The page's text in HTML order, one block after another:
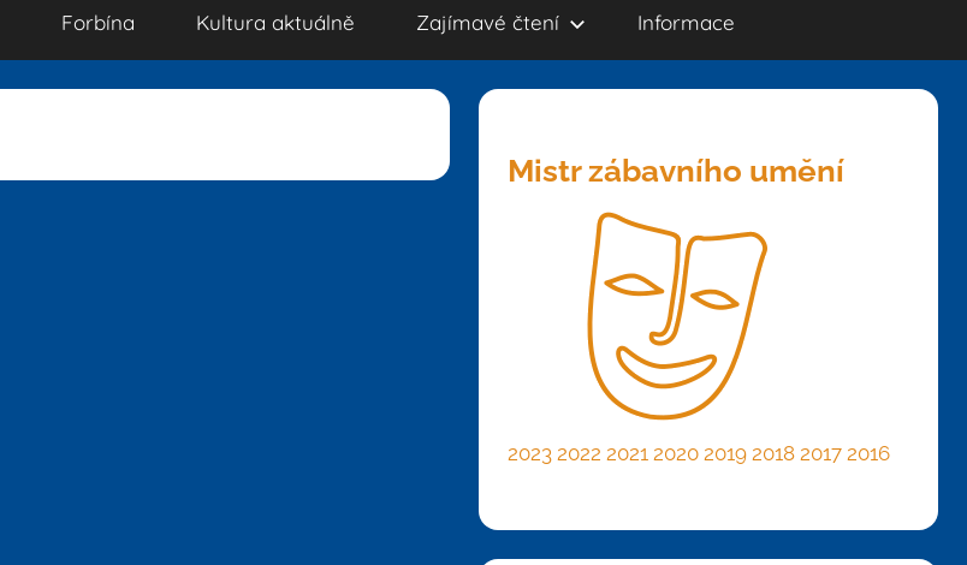
Forbína Kultura aktuálně Zajímavé čtení Informace
Mistr zábavního umění
2023 2022 2021 2020 2019 2018 2017 2016